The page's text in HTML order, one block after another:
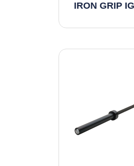
IRON GRIP